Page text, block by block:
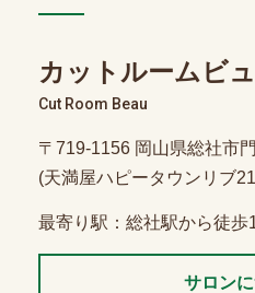
カットルームビ
Cut Room Beau
〒719-1156 岡山県総社市
(天満屋ハピータウンリブ
最寄り駅：総社駅から徒歩
サロン